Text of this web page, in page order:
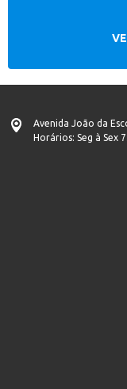
Avenida João da
Horários: Seg à Sex